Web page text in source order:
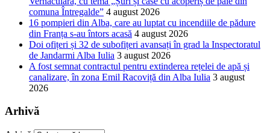
comuna Întregalde” 4 august 2026
16 pompieri din Alba, care au luptat cu incendiile de pădure
din Franța s-au întors acasă 4 august 2026
Doi ofițeri și 32 de subofițeri avansați în grad la Inspectoratul
de Jandarmi Alba Iulia 3 august 2026
A fost semnat contractul pentru extinderea rețelei de apă și
canalizare, în zona Emil Racoviță din Alba Iulia 3 august
2026
Arhivă